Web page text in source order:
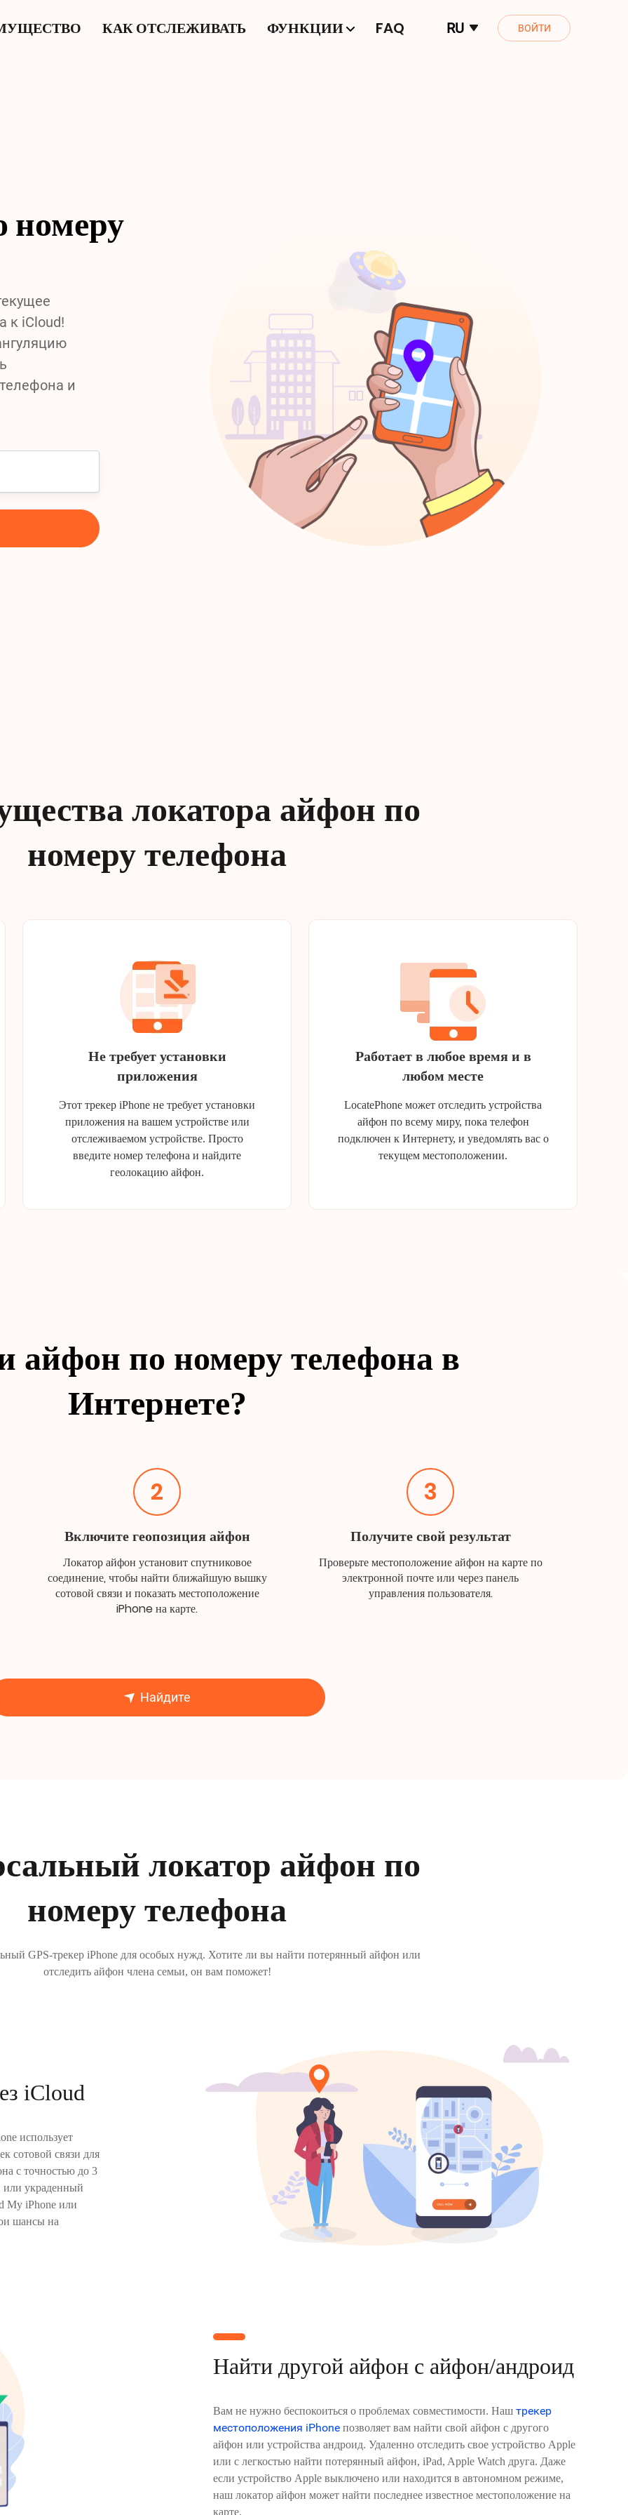
RU ВОЙТИ
КАК ОТСЛЕЖИВАТЬ ФУНКЦИИ FAQ
номеру
к iCloud!
и
локатора айфон по
номеру телефона
Не требует установки
приложения
Этот трекер iPhone не требует установки
приложения на вашем устройстве или
отслеживаемом устройстве. Просто
введите номер телефона и найдите
геолокацию айфон.
Работает в любое время и в
любом месте
LocatePhone может отследить устройства
айфон по всему миру, пока телефон
подключен к Интернету, и уведомлять вас о
текущем местоположении.
айфон по номеру телефона в
Интернете?
2
Включите геопозиция айфон
Локатор айфон установит спутниковое
соединение, чтобы найти ближайшую вышку
сотовой связи и показать местоположение
iPhone на карте.
3
Получите свой результат
Проверьте местоположение айфон на карте по
электронной почте или через панель
управления пользователя.
Найдите
локатор айфон по
номеру телефона
GPS-трекер iPhone для особых нужд. Хотите ли вы найти потерянный айфон или
отследить айфон члена семьи, он вам поможет!
iCloud
использует
сотовой связи для
с точностью до 3
или украденный
My iPhone или
шансы на
Найти другой айфон с айфон/андроид
Вам не нужно беспокоиться о проблемах совместимости. Наш трекер
местоположения iPhone позволяет вам найти свой айфон с другого
айфон или устройства андроид. Удаленно отследить свое устройство Apple
или с легкостью найти потерянный айфон, iPad, Apple Watch друга. Даже
если устройство Apple выключено или находится в автономном режиме,
наш локатор айфон может найти последнее известное местоположение на
карте.